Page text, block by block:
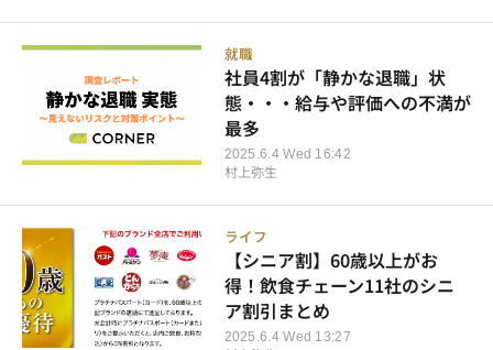
就職
2025.6.4 Wed 16:42
社員4割が「静かな退職」状
態・・・給与や評価への不満が
最多
村上弥生
ライフ
2025.6.4 Wed 13:27
【シニア割】60歳以上がお
得！飲食チェーン11社のシニ
ア割引まとめ